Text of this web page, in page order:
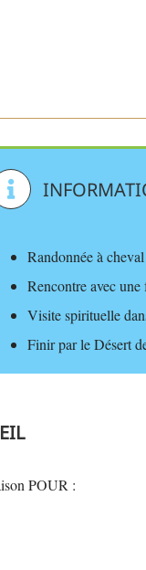
Randonnée à
Rencontre avec
Visite spirituelle
Finir par le Désert
POUR :